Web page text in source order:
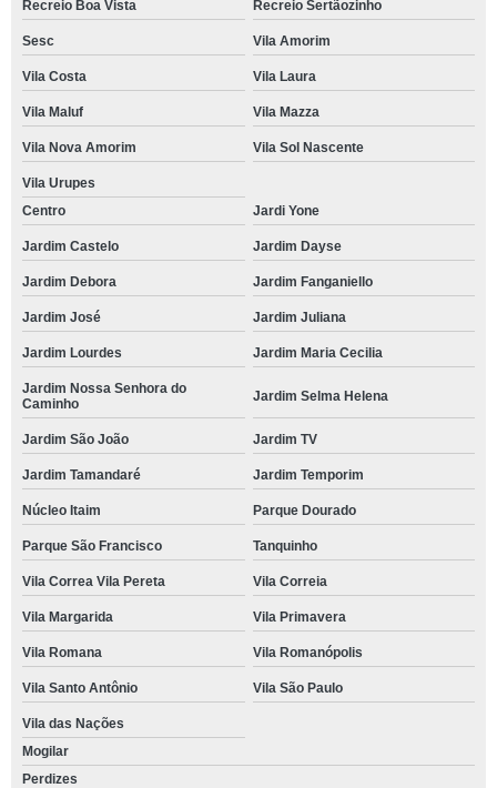
Recreio Boa Vista Recreio Sertãozinho
Sesc Vila Amorim
Vila Costa Vila Laura
Vila Maluf Vila Mazza
Vila Nova Amorim Vila Sol Nascente
Vila Urupes
Centro
Jardi Yone
Jardim Castelo Jardim Dayse
Jardim Debora Jardim Fanganiello
Jardim José Jardim Juliana
Jardim Lourdes Jardim Maria Cecilia
Jardim Nossa Senhora do
Caminho
Jardim Selma Helena
Jardim São João Jardim TV
Jardim Tamandaré Jardim Temporim
Núcleo Itaim Parque Dourado
Parque São Francisco Tanquinho
Vila Correa Vila Pereta Vila Correia
Vila Margarida Vila Primavera
Vila Romana Vila Romanópolis
Vila Santo Antônio Vila São Paulo
Vila das Nações
Mogilar
Perdizes